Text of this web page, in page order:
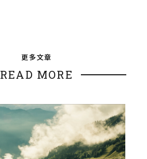
更多文章
READ MORE